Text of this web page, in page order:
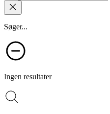
Søger...
Ingen resultater